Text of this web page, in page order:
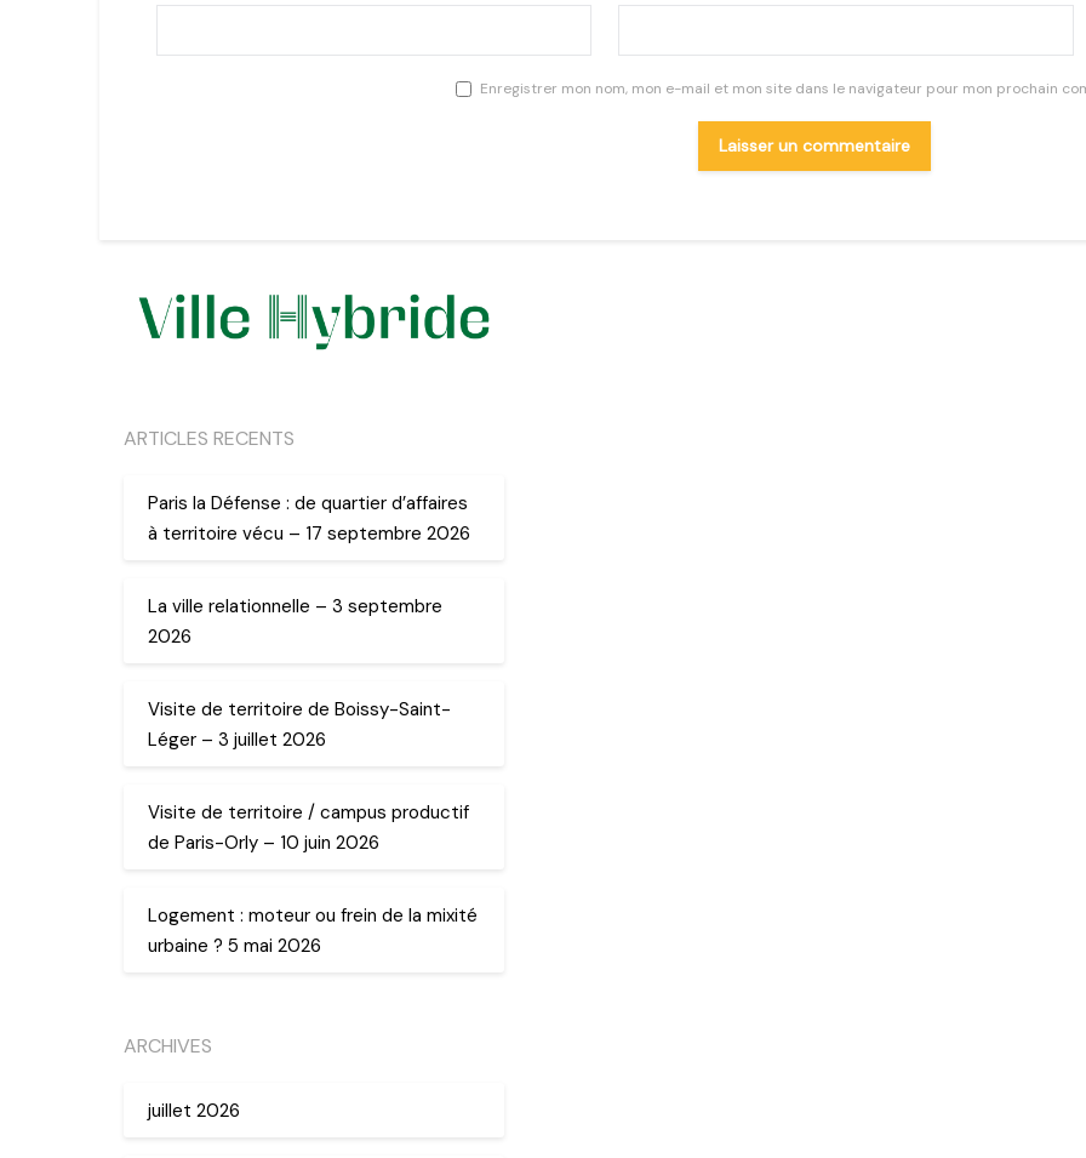
Enregistrer mon nom, mon e-mail et mon site dans le navigateur pour mon prochain
ARTICLES RECENTS
Paris la Défense : de quartier d’affaires
à territoire vécu – 17 septembre 2026
La ville relationnelle – 3 septembre
2026
Visite de territoire de Boissy-Saint-
Léger – 3 juillet 2026
Visite de territoire / campus productif
de Paris-Orly – 10 juin 2026
Logement : moteur ou frein de la mixité
urbaine ? 5 mai 2026
ARCHIVES
juillet 2026